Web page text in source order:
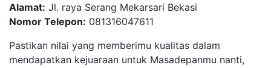
Alamat: Jl. raya Serang Mekarsari Bekasi
Nomor Telepon: 081316047611
Pastikan nilai yang memberimu kualitas dalam
mendapatkan kejuaraan untuk Masadepanmu nanti,